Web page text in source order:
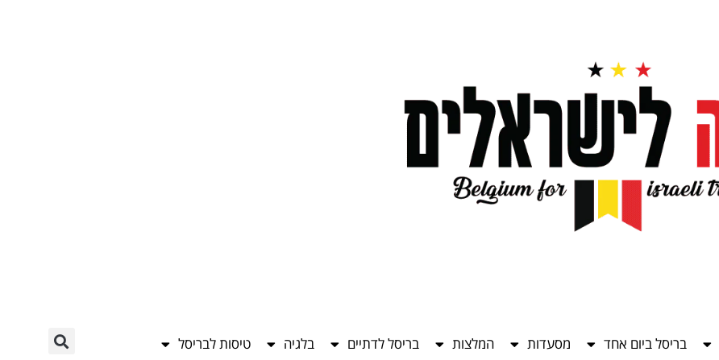
בריסל ביום אחד מסעדות המלצות בריסל לדתיים בלגיה טיסות לבריסל